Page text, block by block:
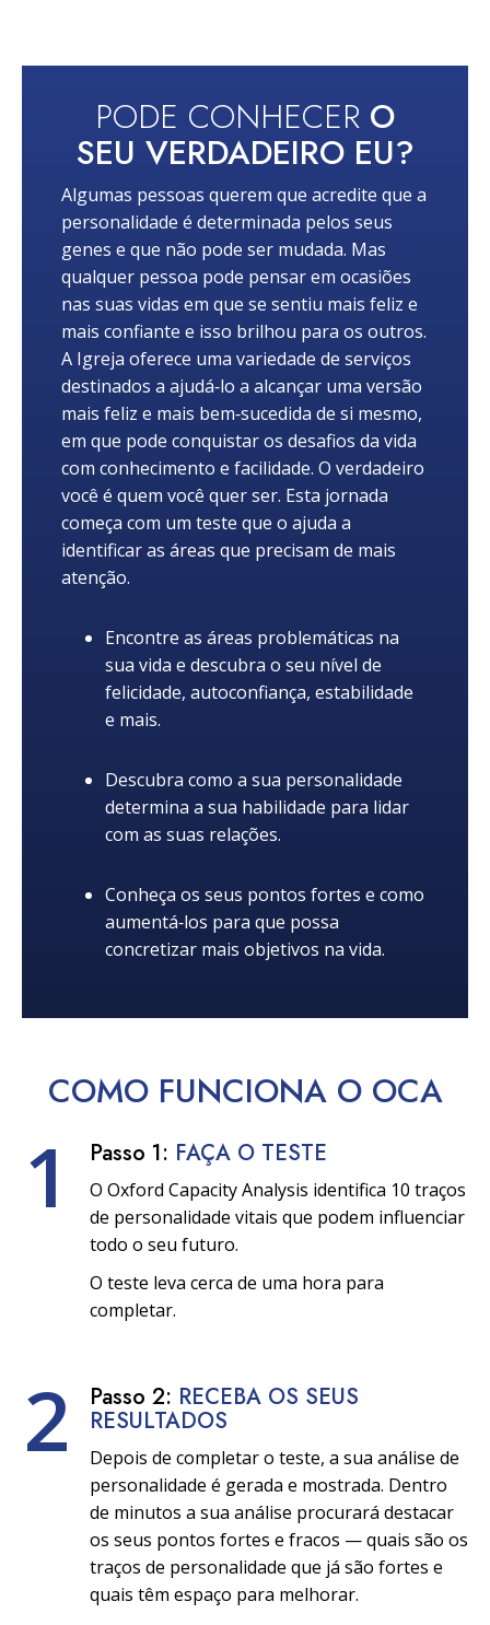
PODE CONHECER O
SEU VERDADEIRO EU?
Algumas pessoas querem que acredite que a
personalidade é determinada pelos seus
genes e que não pode ser mudada. Mas
qualquer pessoa pode pensar em ocasiões
nas suas vidas em que se sentiu mais feliz e
mais confiante e isso brilhou para os outros.
A Igreja oferece uma variedade de serviços
destinados a ajudá‑lo a alcançar uma versão
mais feliz e mais bem‑sucedida de si mesmo,
em que pode conquistar os desafios da vida
com conhecimento e facilidade. O verdadeiro
você é quem você quer ser. Esta jornada
começa com um teste que o ajuda a
identificar as áreas que precisam de mais
atenção.
Encontre as áreas problemáticas na
sua vida e descubra o seu nível de
felicidade, autoconfiança, estabilidade
e mais.
Descubra como a sua personalidade
determina a sua habilidade para lidar
com as suas relações.
Conheça os seus pontos fortes e como
aumentá‑los para que possa
concretizar mais objetivos na vida.
COMO FUNCIONAO OCA
1 Passo 1: FAÇA O TESTE
O Oxford Capacity Analysis identifica 10 traços
de personalidade vitais que podem influenciar
todo o seu futuro.
O teste leva cerca de uma hora para
completar.
2 Passo 2: RECEBA OS SEUS
RESULTADOS
Depois de completar o teste, a sua análise de
personalidade é gerada e mostrada. Dentro
de minutos a sua análise procurará destacar
os seus pontos fortes e fracos — quais são os
traços de personalidade que já são fortes e
quais têm espaço para melhorar.